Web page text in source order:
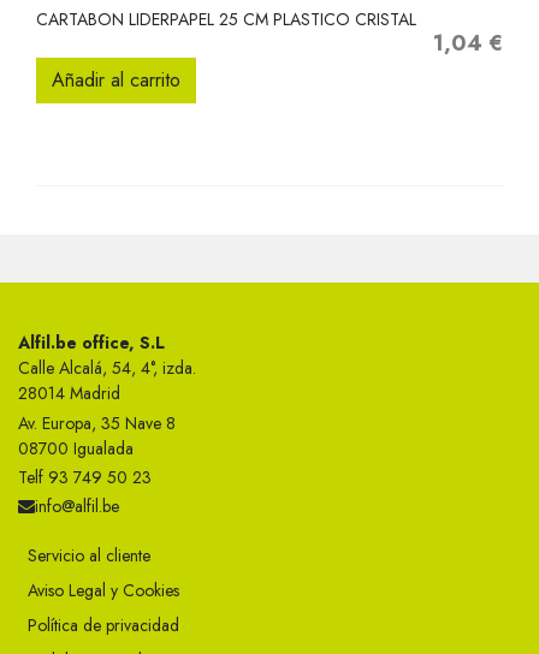
CARTABON LIDERPAPEL 25 CM PLASTICO CRISTAL
Precio
1,04 €
Añadir al carrito
Alfil.be office, S.L
Calle Alcalá, 54, 4°, izda.
28014 Madrid
Av. Europa, 35 Nave 8
08700 Igualada
Telf 93 749 50 23
info@alfil.be
Servicio al cliente
Aviso Legal y Cookies
Política de privacidad